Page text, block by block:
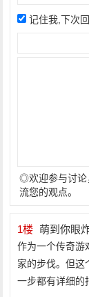
记住我,下次
◎欢迎参与讨论
流您的观点。
1楼 萌到你眼
作为一个传奇游
家的步伐。但这
一步都有详细的